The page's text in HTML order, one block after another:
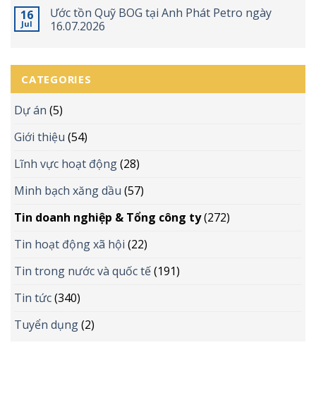
16
Jul
Ước tồn Quỹ BOG tại Anh Phát Petro ngày
16.07.2026
CATEGORIES
Dự án (5)
Giới thiệu (54)
Lĩnh vực hoạt động(28)
Minh bạch xăng dầu (57)
Tin doanh nghiệp & Tổng công ty(272)
Tin hoạt động xã hội (22)
Tin trong nước và quốc tế(191)
Tin tức(340)
Tuyển dụng(2)